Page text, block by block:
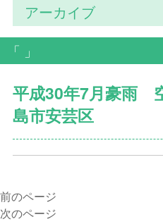
アーカイブ
「 」
平成30年7月豪雨
島市安芸区
前のページ
次のページ